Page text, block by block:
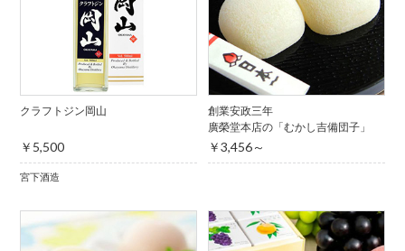
クラフトジン岡山
￥5,500
宮下酒造
創業安政三年
廣榮堂本店の「むかし吉備団子」
￥3,456～